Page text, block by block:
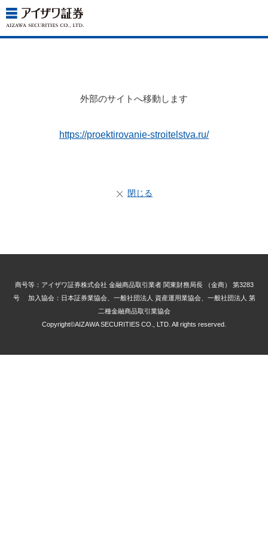
外部のサイトへ移動します
https://proektirovanie-stroitelstva.ru/
閉じる
商号等：アイザワ証券株式会社 金融商品取引業者 関東財務局長 （金商） 第3283
号 加入協会：日本証券業協会、一般社団法人 資産運用業協会、一般社団法人 第
二種金融商品取引業協会
Copyright©AIZAWA SECURITIES CO., LTD. All rights reserved.